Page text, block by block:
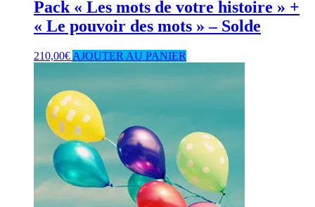
Pack « Les mots de votre histoire » +
« Le pouvoir des mots » – Solde
210,00€ AJOUTER AU PANIER